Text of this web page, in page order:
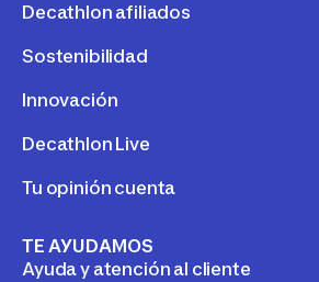
Decathlon afiliados
Sostenibilidad
Innovación
Decathlon Live
Tu opinión cuenta
TE AYUDAMOS
Ayuda y atención al cliente